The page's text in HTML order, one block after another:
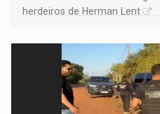
herdeiros de Herman Lent